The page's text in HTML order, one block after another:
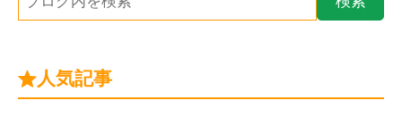
人気記事